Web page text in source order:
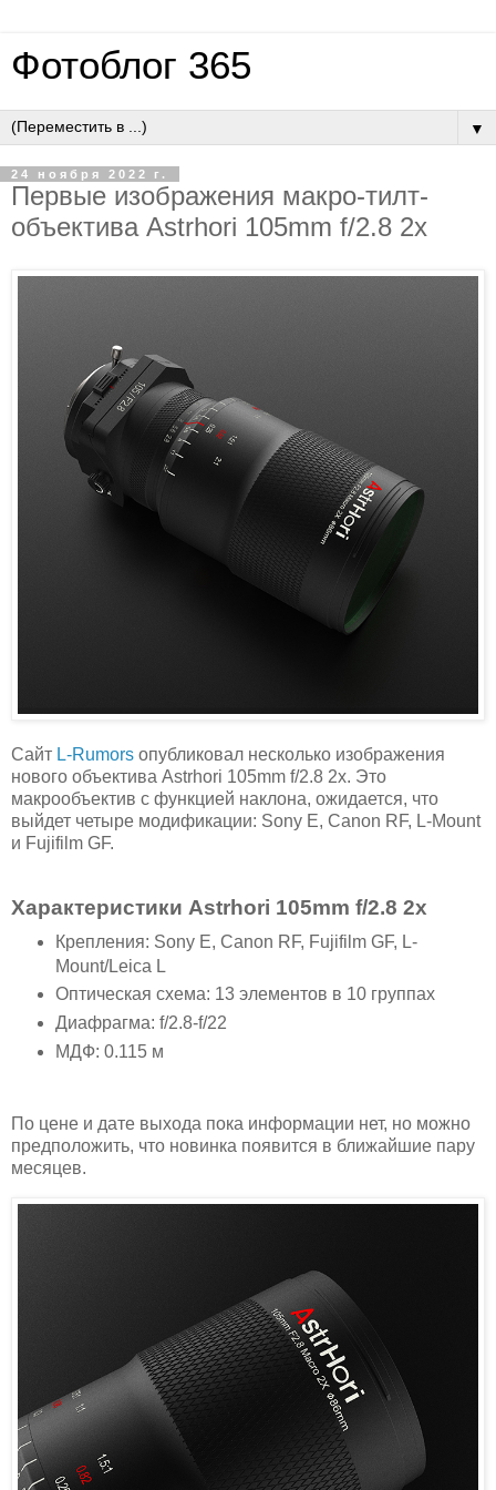
Фотоблог 365
▼
24 ноября 2022 г.
Первые изображения макро-тилт-
объектива Astrhori 105mm f/2.8 2x
Сайт L-Rumors опубликовал несколько изображения
нового объектива Astrhori 105mm f/2.8 2x. Это
макрообъектив с функцией наклона, ожидается, что
выйдет четыре модификации: Sony E, Canon RF, L-Mount
и Fujifilm GF.
Характеристики Astrhori 105mm f/2.8 2x
Крепления: Sony E, Canon RF, Fujifilm GF, L-
Mount/Leica L
Оптическая схема: 13 элементов в 10 группах
Диафрагма: f/2.8-f/22
МДФ: 0.115 м
По цене и дате выхода пока информации нет, но можно
предположить, что новинка появится в ближайшие пару
месяцев.